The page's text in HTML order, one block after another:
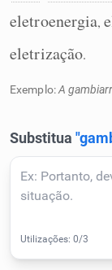
Cata-letras
Conexões
Caça-palavras
eletroenergia,
eletrização.
Exemplo:A